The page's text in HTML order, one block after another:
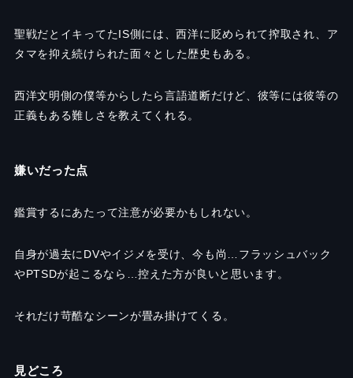
聖戦だとイキってたIS側には、西洋に貶められて搾取され、ア
タマを抑え続けられた面々とした歴史もある。
西洋文明側の僕等からしたら言語道断だけど、彼等には彼等の
正義もある難しさを教えてくれる。
嫌いだった点
鑑賞するにあたって注意が必要かもしれない。
自身が過去に DVやイジメを受け、今も尚
フラッシュバック
やPTSDが起こるなら …控えた方が良いと思います。
それだけ苛酷なシーンが畳み掛けてくる。
見どころ